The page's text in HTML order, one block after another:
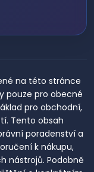
na této stránce
pouze pro obecné
pro obchodní,
Tento obsah
poradenství a
k nákupu,
nástrojů. Podobně